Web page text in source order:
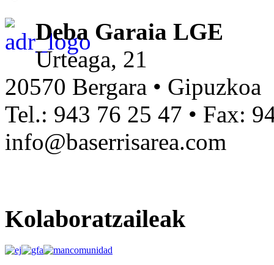
Deba Garaia LGE
Urteaga, 21
20570 Bergara • Gipuzkoa
Tel.: 943 76 25 47 • Fax:
info@baserrisarea.com
Kolaboratzaileak